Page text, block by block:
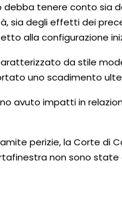
debba tenere conto sia
sia degli effetti dei
alla configurazione
da stile
uno scadimento
avuto impatti in
perizie, la Corte di
non sono